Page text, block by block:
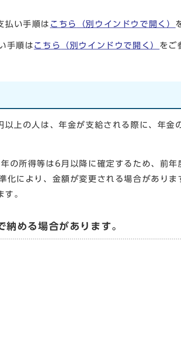
い手順は こちら （別ウインドウで開く）
手順は こちら （別ウインドウで開く） をご
上の人は、年金が支給される際に、年金
の所得等は6月以降に確定するため、前
化により、金額が変更される場合があり
。
める場合があります。